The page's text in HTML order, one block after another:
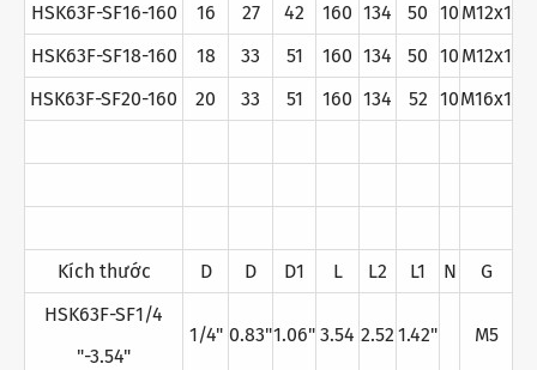
HSK63F-SF16-160
16 27 42 160 134 50 10 M12x1
HSK63F-SF18-160
18 33 51 160 134 50 10 M12x1
HSK63F-SF20-160
20 33 51 160 134 52 10M16x1
Kích thước D D D1 L L2 L1 N
G
HSK63F-SF1/4
"-3.54"
1/4" 0.83"1.06" 3.54 2.52 1.42" M5